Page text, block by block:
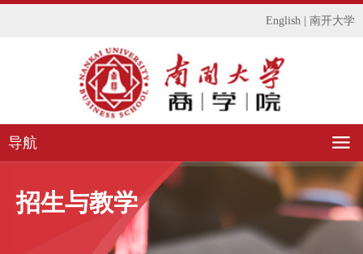
English 南开大学
导航
招生与教学